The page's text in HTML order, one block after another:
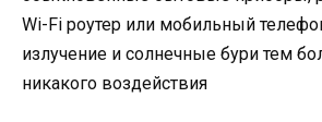
Wi-Fi роутер или мобильный
излучение и солнечные бури тем
никакого воздействия